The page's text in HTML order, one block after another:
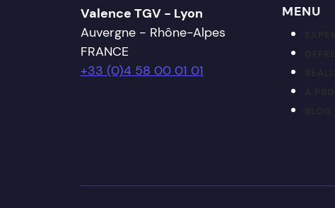
Valence TGV - Lyon
Auvergne - Rhône-Alpes
FRANCE
+33 (0)4 58 00 01 01
MENU